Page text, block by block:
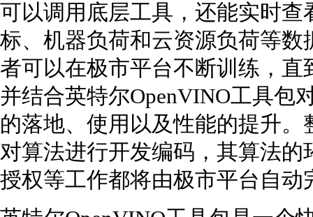
可以调用底层工具，还能实时
标、机器负荷和云资源负荷等
者可以在极市平台不断训练，
并结合英特尔OpenVINO工具包
的落地、使用以及性能的提升
对算法进行开发编码，其算法
授权等工作都将由极市平台自动